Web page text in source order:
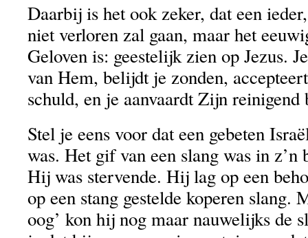
Daarbij is het ook zeker, dat een
niet verloren zal gaan, maar het
Geloven is: geestelijk zien op Jezus.
van Hem, belijdt je zonden,
schuld, en je aanvaardt Zijn reinigend
Stel je eens voor dat een gebeten
was. Het gif van een slang was in z’n
Hij was stervende. Hij lag op een
op een stang gestelde koperen slang.
oog’ kon hij nog maar nauwelijks de